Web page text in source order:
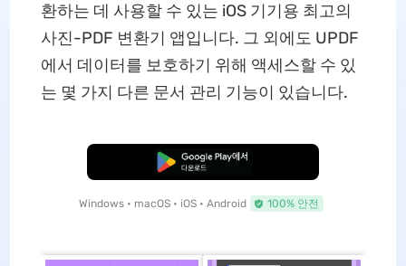
환하는 데 사용할 수 있는 iOS 기기용 최고의
사진-PDF 변환기 앱입니다. 그 외에도 UPDF
에서 데이터를 보호하기 위해 액세스할 수 있
는 몇 가지 다른 문서 관리 기능이 있습니다.
무료로 다운로드
Windows • macOS • iOS • Android 100% 안전